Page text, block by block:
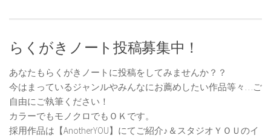
らくがきノート投稿募集中！
あなたもらくがきノートに投稿をしてみませんか？？
今はまっているジャンルやみんなにお薦めしたい作品等々…ご
自由にご執筆ください！
カラーでもモノクロでもＯＫです。
採用作品は【AnotherYOU】にてご紹介♪＆スタジオＹＯＵのイ